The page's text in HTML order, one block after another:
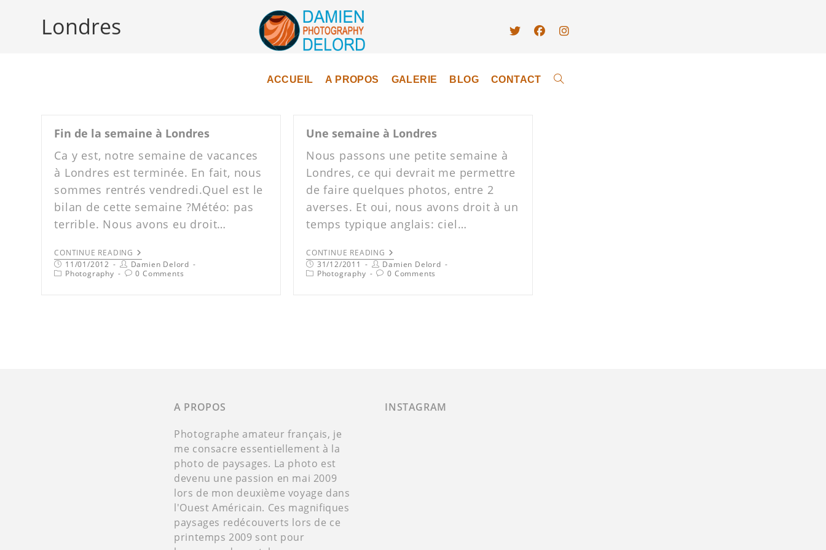
ACCUEIL A PROPOS GALERIE BLOG CONTACT
Londres
Fin de la semaine à Londres
Ca y est, notre semaine de vacances
à Londres est terminée. En fait, nous
sommes rentrés vendredi.Quel est le
bilan de cette semaine ?Météo: pas
terrible. Nous avons eu droit…
CONTINUE READING
11/01/2012
Damien Delord
Photography
0 Comments
Une semaine à Londres
Nous passons une petite semaine à
Londres, ce qui devrait me permettre
de faire quelques photos, entre 2
averses. Et oui, nous avons droit à un
temps typique anglais: ciel…
CONTINUE READING
31/12/2011
Damien Delord
Photography
0 Comments
A PROPOS
Photographe amateur français, je
me consacre essentiellement à la
photo de paysages. La photo est
devenu une passion en mai 2009
lors de mon deuxième voyage dans
l'Ouest Américain. Ces magnifiques
paysages redécouverts lors de ce
printemps 2009 sont pour
INSTAGRAM